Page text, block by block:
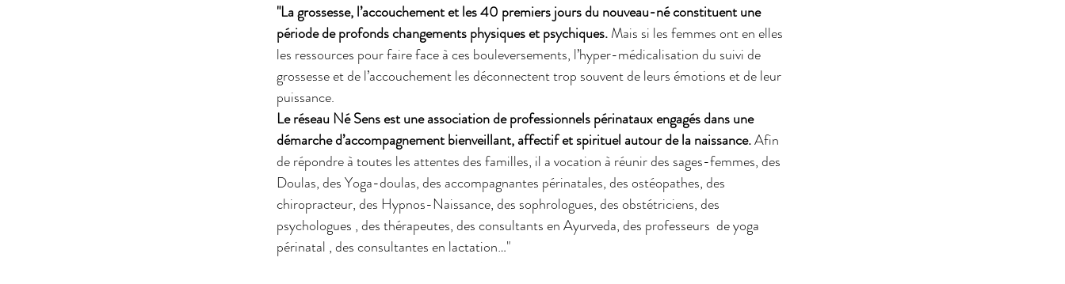
"La grossesse, l’accouchement et les 40 premiers jours du nouveau-né constituent une
période de profonds changements physiques et psychiques. Mais si les femmes ont en elles
les ressources pour faire face à ces bouleversements, l’hyper-médicalisation du suivi de
grossesse et de l’accouchement les déconnectent trop souvent de leurs émotions et de leur
puissance.
Le réseau Né Sens est une association de professionnels périnataux engagés dans une
démarche d’accompagnement bienveillant, affectif et spirituel autour de la naissance. Afin
de répondre à toutes les attentes des familles, il a vocation à réunir des sages-femmes, des
Doulas, des Yoga-doulas, des accompagnantes périnatales, des ostéopathes, des
chiropracteur, des Hypnos-Naissance, des sophrologues, des obstétriciens, des
psychologues , des thérapeutes, des consultants en Ayurveda, des professeurs  de yoga
périnatal , des consultantes en lactation…"